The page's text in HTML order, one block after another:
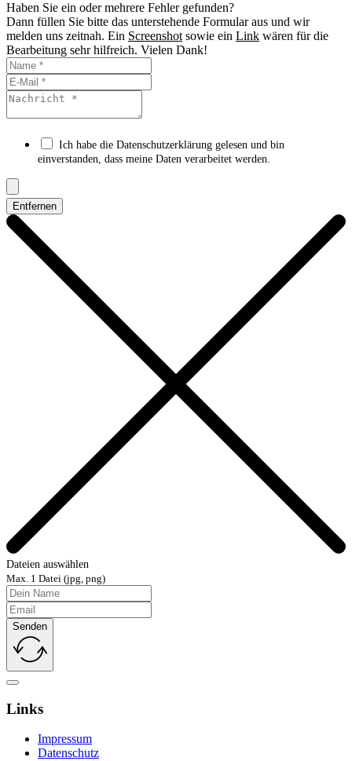
Haben Sie ein oder mehrere Fehler gefunden?
Dann füllen Sie bitte das unterstehende Formular aus und wir
melden uns zeitnah. Ein Screenshot sowie ein Link wären für die
Bearbeitung sehr hilfreich. Vielen Dank!
Ich habe die Datenschutzerklärung gelesen und bin
einverstanden, dass meine Daten verarbeitet werden.
Entfernen
Dateien auswählen
Max. 1 Datei (jpg, png)
Senden
Links
Impressum
Datenschutz